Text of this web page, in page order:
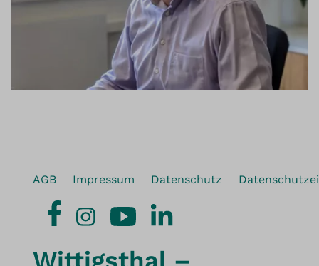
AGB Impressum Datenschutz